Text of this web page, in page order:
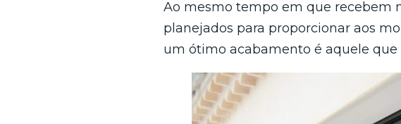
Ao mesmo tempo em que recebem
planejados para proporcionar aos
um ótimo acabamento é aquele que